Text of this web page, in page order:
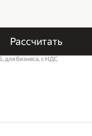
Рассчитать
для бизнеса, c НДС